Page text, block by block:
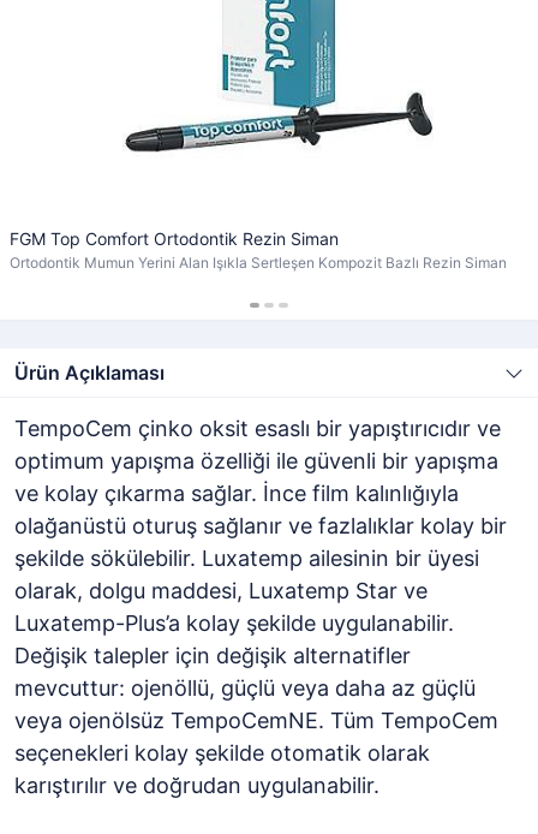
FGM Top Comfort Ortodontik Rezin Siman
Ortodontik Mumun Yerini Alan Işıkla Sertleşen Kompozit Bazlı Rezin Siman
Ürün Açıklaması
TempoCem çinko oksit esaslı bir yapıştırıcıdır ve
optimum yapışma özelliği ile güvenli bir yapışma
ve kolay çıkarma sağlar. İnce film kalınlığıyla
olağanüstü oturuş sağlanır ve fazlalıklar kolay bir
şekilde sökülebilir. Luxatemp ailesinin bir üyesi
olarak, dolgu maddesi, Luxatemp Star ve
Luxatemp-Plus’a kolay şekilde uygulanabilir.
Değişik talepler için değişik alternatifler
mevcuttur: ojenöllü, güçlü veya daha az güçlü
veya ojenölsüz TempoCemNE. Tüm TempoCem
seçenekleri kolay şekilde otomatik olarak
karıştırılır ve doğrudan uygulanabilir.